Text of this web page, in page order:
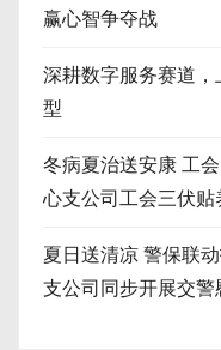
赢心智争夺战
深耕数字服务赛道
型
冬病夏治送安康 工
心支公司工会三伏
夏日送清凉 警保联
支公司同步开展交